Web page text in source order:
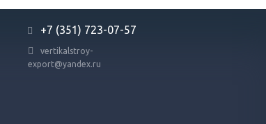
+7 (351) 723-07-57
vertikalstroy-
export@yandex.ru